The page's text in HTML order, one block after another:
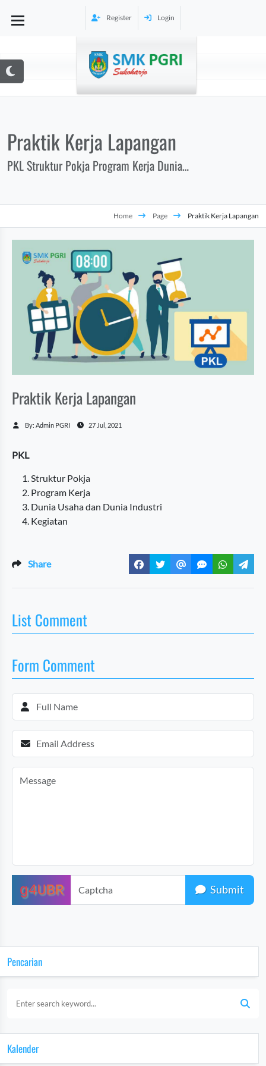
Register Login
Praktik Kerja Lapangan
PKL Struktur Pokja Program Kerja Dunia
Home Page Praktik Kerja Lapangan
Praktik Kerja Lapangan
By: Admin PGRI 27 Jul, 2021
PKL
Struktur Pokja
Program Kerja
Dunia Usaha dan Dunia Industri
Kegiatan
Share
List Comment
Form Comment
Submit
Pencarian
Kalender